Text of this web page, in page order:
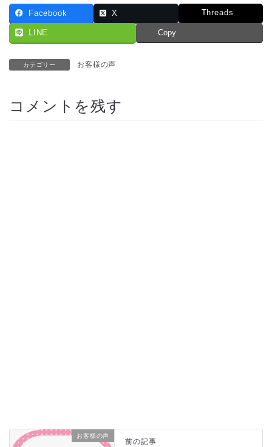
Facebook X Threads
LINE Copy
カテゴリー お客様の声
コメントを残す
お客様の声
前の記事